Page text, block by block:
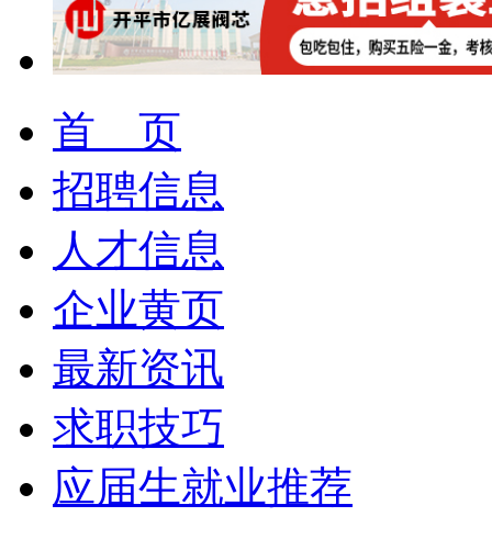
首 页
招聘信息
人才信息
企业黄页
最新资讯
求职技巧
应届生就业推荐